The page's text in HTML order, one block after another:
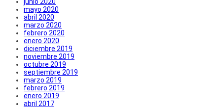
mayo 2020
abril 2020
marzo 2020
febrero 2020
enero 2020
diciembre 2019
noviembre 2019
octubre 2019
septiembre 2019
marzo 2019
febrero 2019
enero 2019
abril 2017